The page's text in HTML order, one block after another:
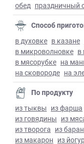
обед праздничный
Способ
в духовке в казане
в микроволновке в
в мясорубке на
на сковороде на
По продукту
из тыквы из фарша
из говядины из
из творога из
из макарон из